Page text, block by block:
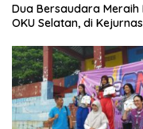
Dua Bersaudara Meraih
OKU Selatan, di